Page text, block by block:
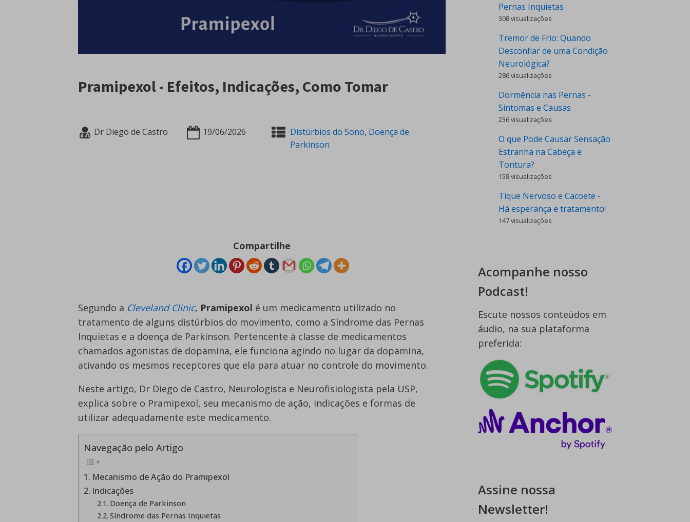
Pramipexol - Efeitos, Indicações, Como Tomar
Dr Diego de Castro 19/06/2026 Distúrbios do Sono, Doença de
Parkinson
Compartilhe
Segundo a Cleveland Clinic, Pramipexol é um medicamento utilizado no
tratamento de alguns distúrbios do movimento, como a Síndrome das Pernas
Inquietas e a doença de Parkinson. Pertencente à classe de medicamentos
chamados agonistas de dopamina, ele funciona agindo no lugar da dopamina,
ativando os mesmos receptores que ela para atuar no controle do movimento.
Neste artigo, Dr Diego de Castro, Neurologista e Neurofisiologista pela USP,
explica sobre o Pramipexol, seu mecanismo de ação, indicações e formas de
utilizar adequadamente este medicamento.
Navegação pelo Artigo
Mecanismo de Ação do Pramipexol
Indicações
Doença de Parkinson
Síndrome das Pernas Inquietas
Pernas Inquietas
308 visualizações
Tremor de Frio: Quando
Desconfiar de uma Condição
Neurológica?
286 visualizações
Dormência nas Pernas -
Sintomas e Causas
236 visualizações
O que Pode Causar Sensação
Estranha na Cabeça e
Tontura?
158 visualizações
Tique Nervoso e Cacoete -
Há esperança e tratamento!
147 visualizações
Acompanhe nosso
Podcast!
Escute nossos conteúdos em
áudio, na sua plataforma
preferida:
Assine nossa
Newsletter!